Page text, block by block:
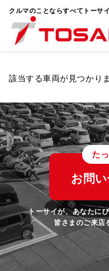
クルマのことならすべてトーサイ
該当する車両が見つかり
た
お問
トーサイが、あなたに
皆さまのご来店